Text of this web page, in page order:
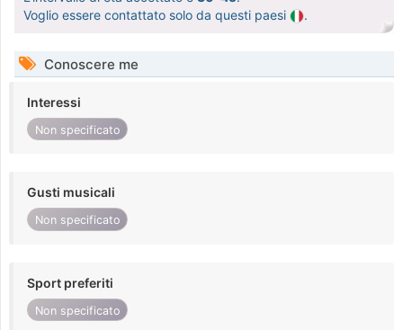
Voglio essere contattato solo da questi paesi
.
Conoscere me
Interessi
Non specificato
Gusti musicali
Non specificato
Sport preferiti
Non specificato